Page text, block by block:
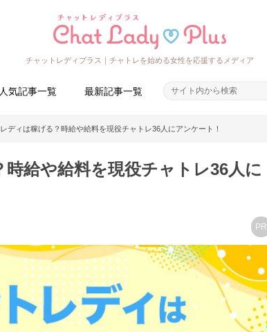
チャットレディプラス｜チャトレを始める女性を応援するメディア
人気記事一覧 最新記事一覧
ディは稼げる？時給や給料を現役チャトレ36人にアンケート！
給や給料を現役チャトレ36人に
PR